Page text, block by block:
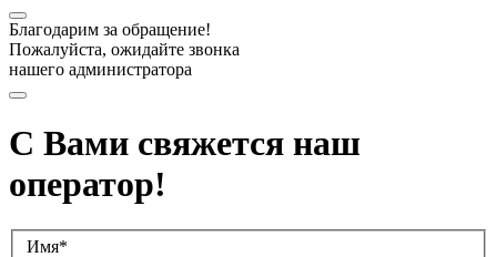
Благодарим за обращение!
Пожалуйста, ожидайте звонка
нашего администратора
С Вами свяжется наш
оператор!
Имя*